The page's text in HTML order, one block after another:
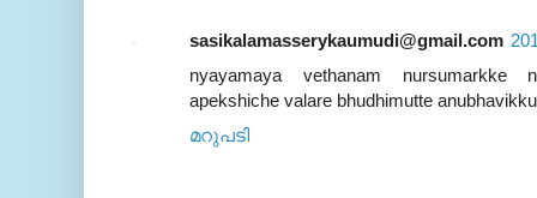
sasikalamasserykaumudi@gmail.com
nyayamaya vethanam nursumarkke
apekshiche valare bhudhimutte
മറുപടി